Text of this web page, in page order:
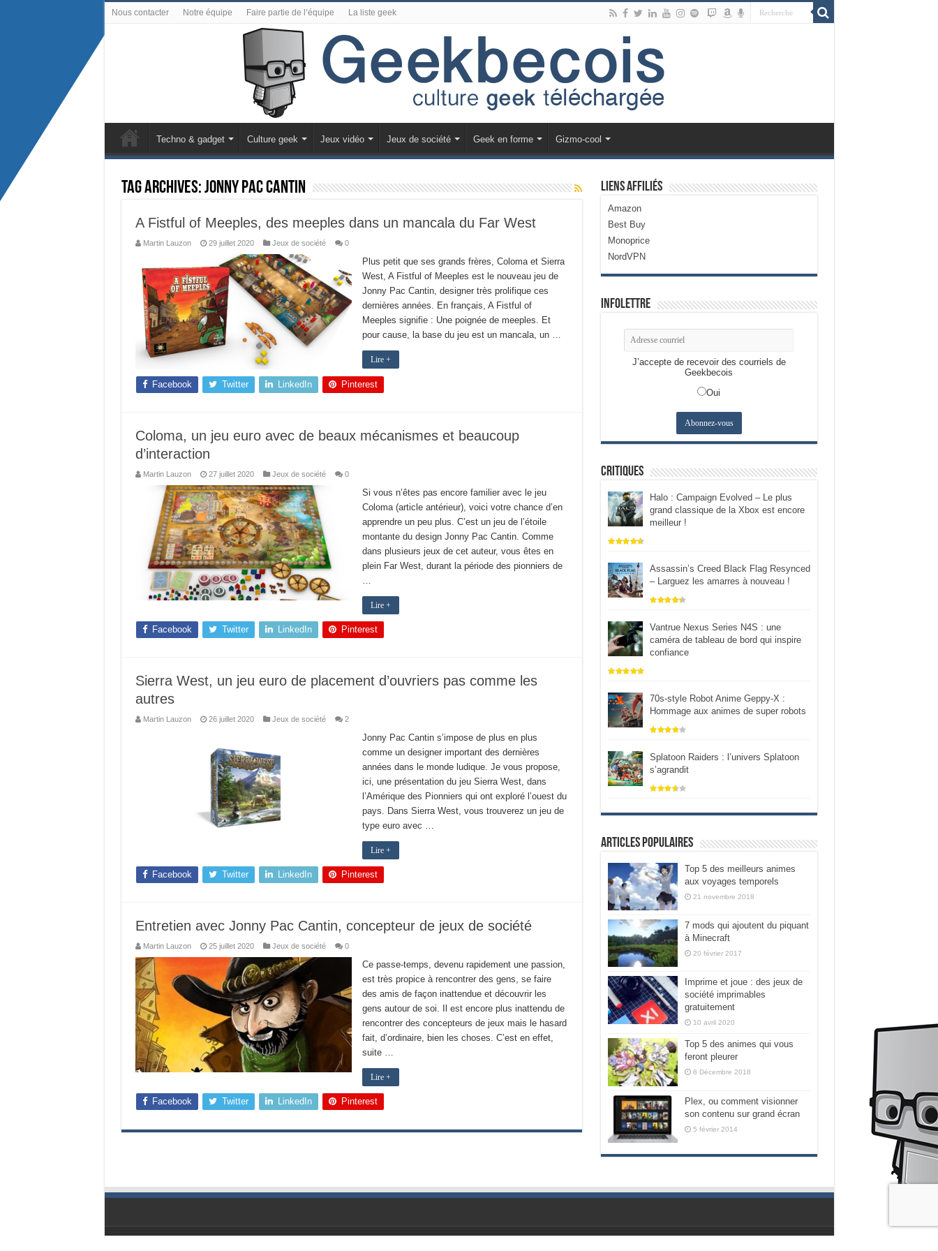
Nous contacter Notre équipe Faire partie de l’équipe La liste geek
Techno & gadget Culture geek Jeux vidéo Jeux de société Geek en forme Gizmo-cool
Tag Archives:Jonny Pac Cantin
A Fistful of Meeples, des meeples dans un mancala du Far West
Martin Lauzon 29 juillet 2020 Jeux de société 0
Plus petit que ses grands frères, Coloma et Sierra
West, A Fistful of Meeples est le nouveau jeu de
Jonny Pac Cantin, designer très prolifique ces
dernières années. En français, A Fistful of
Meeples signifie : Une poignée de meeples. Et
pour cause, la base du jeu est un mancala, un …
Lire +
Facebook Twitter LinkedIn Pinterest
Coloma, un jeu euro avec de beaux mécanismes et beaucoup
d’interaction
Martin Lauzon 27 juillet 2020 Jeux de société 0
Si vous n’êtes pas encore familier avec le jeu
Coloma (article antérieur), voici votre chance d’en
apprendre un peu plus. C’est un jeu de l’étoile
montante du design Jonny Pac Cantin. Comme
dans plusieurs jeux de cet auteur, vous êtes en
plein Far West, durant la période des pionniers de
…
Lire +
Facebook Twitter LinkedIn Pinterest
Sierra West, un jeu euro de placement d’ouvriers pas comme les
autres
Martin Lauzon 26 juillet 2020 Jeux de société 2
Jonny Pac Cantin s’impose de plus en plus
comme un designer important des dernières
années dans le monde ludique. Je vous propose,
ici, une présentation du jeu Sierra West, dans
l’Amérique des Pionniers qui ont exploré l’ouest du
pays. Dans Sierra West, vous trouverez un jeu de
type euro avec …
Lire +
Facebook Twitter LinkedIn Pinterest
Entretien avec Jonny Pac Cantin, concepteur de jeux de société
Martin Lauzon 25 juillet 2020 Jeux de société 0
Ce passe-temps, devenu rapidement une passion,
est très propice à rencontrer des gens, se faire
des amis de façon inattendue et découvrir les
gens autour de soi. Il est encore plus inattendu de
rencontrer des concepteurs de jeux mais le hasard
fait, d’ordinaire, bien les choses. C’est en effet,
suite …
Lire +
Facebook Twitter LinkedIn Pinterest
Liens Affiliés
Amazon
Best Buy
Monoprice
NordVPN
Infolettre
J’accepte de recevoir des courriels de
Geekbecois
Oui
Critiques
Halo : Campaign Evolved – Le plus
grand classique de la Xbox est encore
meilleur !
Assassin’s Creed Black Flag Resynced
– Larguez les amarres à nouveau !
Vantrue Nexus Series N4S : une
caméra de tableau de bord qui inspire
confiance
70s-style Robot Anime Geppy-X :
Hommage aux animes de super robots
Splatoon Raiders : l’univers Splatoon
s’agrandit
Articles populaires
Top 5 des meilleurs animes
aux voyages temporels
21 novembre 2018
7 mods qui ajoutent du piquant
à Minecraft
20 février 2017
Imprime et joue : des jeux de
société imprimables
gratuitement
10 avril 2020
Top 5 des animes qui vous
feront pleurer
8 Décembre 2018
Plex, ou comment visionner
son contenu sur grand écran
5 février 2014